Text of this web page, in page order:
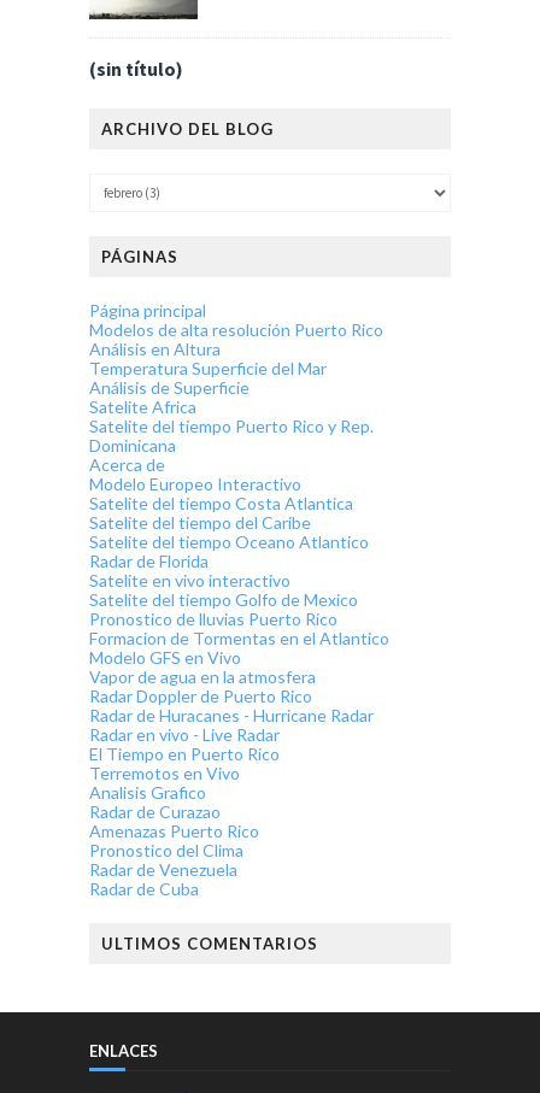
(sin título)
ARCHIVO DEL BLOG
PÁGINAS
Página principal
Modelos de alta resolución Puerto Rico
Análisis en Altura
Temperatura Superficie del Mar
Análisis de Superficie
Satelite Africa
Satelite del tiempo Puerto Rico y Rep.
Dominicana
Acerca de
Modelo Europeo Interactivo
Satelite del tiempo Costa Atlantica
Satelite del tiempo del Caribe
Satelite del tiempo Oceano Atlantico
Radar de Florida
Satelite en vivo interactivo
Satelite del tiempo Golfo de Mexico
Pronostico de lluvias Puerto Rico
Formacion de Tormentas en el Atlantico
Modelo GFS en Vivo
Vapor de agua en la atmosfera
Radar Doppler de Puerto Rico
Radar de Huracanes - Hurricane Radar
Radar en vivo - Live Radar
El Tiempo en Puerto Rico
Terremotos en Vivo
Analisis Grafico
Radar de Curazao
Amenazas Puerto Rico
Pronostico del Clima
Radar de Venezuela
Radar de Cuba
ULTIMOS COMENTARIOS
ENLACES